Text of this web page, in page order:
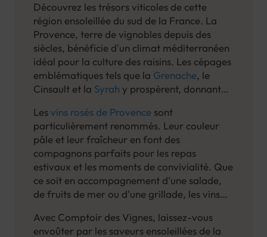
Découvrez les trésors viticoles de cette
région ensoleillée du sud de la France. La
Provence, terre de vignobles depuis des
siècles, bénéficie d'un climat méditerranéen
idéal pour la culture des raisins. Les cépages
emblématiques tels que la Grenache, le
Cinsault et la Syrah y prospèrent, donnant
Lesvins rosés de Provence sont
particulièrement renommés. Leur couleur
pâle et leur fraîcheur en font des
compagnons parfaits pour les repas
estivaux et les moments de convivialité. Que
ce soit en accompagnement d'une salade,
de fruits de mer ou d'une grillade, les vins
légèreté et de sophistication à chaque
Avec Comptoir des Vignes, laissez-vous
envoûter par les saveurs ensoleillées de la